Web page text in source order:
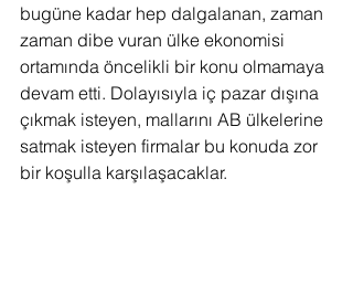
bugüne kadar hep dalgalanan, zaman
zaman dibe vuran ülke ekonomisi
ortamında öncelikli bir konu olmamaya
devam etti. Dolayısıyla iç pazar dışına
çıkmak isteyen, mallarını AB ülkelerine
satmak isteyen firmalar bu konuda zor
bir koşulla karşılaşacaklar.